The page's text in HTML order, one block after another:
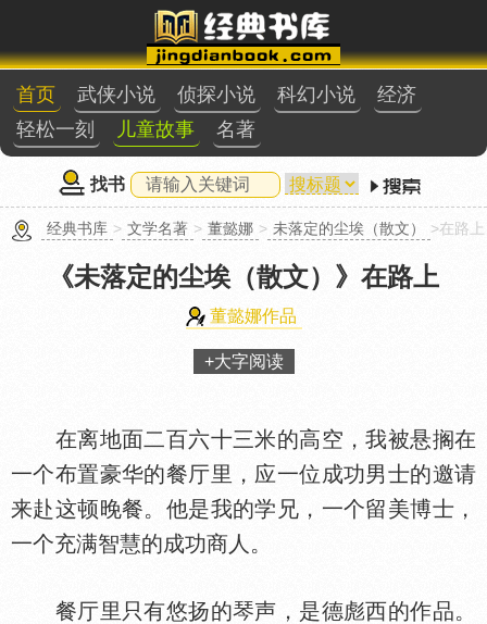
首页 武侠小说 侦探小说 科幻小说
经济
轻松一刻
儿童故事 名著
找书
经典书库 > 文学名著 > 董懿娜 > 未落定的尘埃（散文） >在路上
《未落定的尘埃（散文）》 在路上
董懿娜作品
+大字阅读
在离地面二百六十三米的高空，我被悬搁在
一个布置豪华的餐厅里，应一位成功男士的邀请
来赴这顿晚餐。他是我的学兄，一个留美博士，
一个充满智慧的成功商人。
餐厅里只有悠扬的琴声，是德彪西的作品。